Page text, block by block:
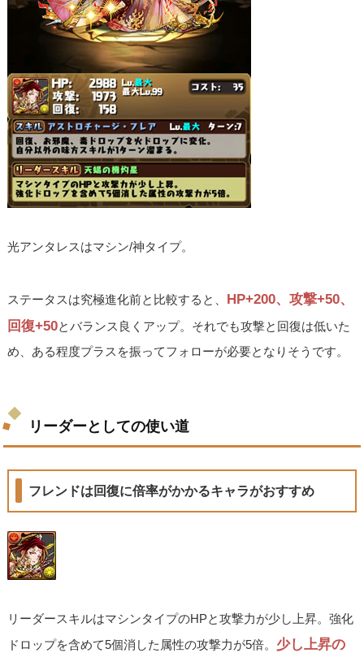
光アンタレスはマシン/神タイプ。
ステータスは究極進化前と比較すると、
HP+200、攻撃+50、
回復+50とバランス良くアップ。それでも攻撃と回復は低いた
め、ある程度プラスを振ってフォローが必要となりそうです。
リーダーとしての使い道
フレンドは回復に倍率がかかるキャラがおすすめ
リーダースキルはマシンタイプのHPと攻撃力が少し上昇。強化
ドロップを含めて5個消した属性の攻撃力が5倍。 少し上昇の